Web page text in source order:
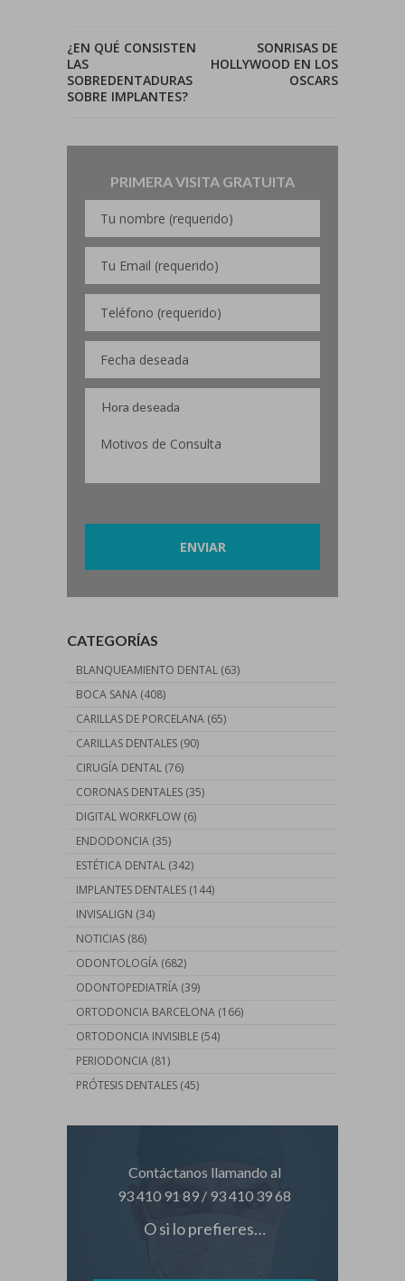
¿EN QUÉ CONSISTEN
LAS
SOBREDENTADURAS
SOBRE IMPLANTES?
SONRISAS DE
HOLLYWOOD EN LOS
OSCARS
PRIMERA VISITA GRATUITA
CATEGORÍAS
BLANQUEAMIENTO DENTAL (63)
BOCA SANA (408)
CARILLAS DE PORCELANA (65)
CARILLAS DENTALES (90)
CIRUGÍA DENTAL (76)
CORONAS DENTALES (35)
DIGITAL WORKFLOW (6)
ENDODONCIA (35)
ESTÉTICA DENTAL (342)
IMPLANTES DENTALES (144)
INVISALIGN (34)
NOTICIAS (86)
ODONTOLOGÍA (682)
ODONTOPEDIATRÍA (39)
ORTODONCIA BARCELONA (166)
ORTODONCIA INVISIBLE (54)
PERIODONCIA (81)
PRÓTESIS DENTALES (45)
Contáctanos llamando al
93 410 91 89 / 93 410 39 68
O si lo prefieres…